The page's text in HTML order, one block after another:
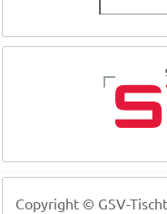
Copyright © GSV-